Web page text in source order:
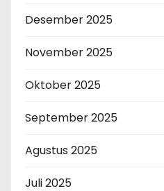
Desember 2025
November 2025
Oktober 2025
September 2025
Agustus 2025
Juli 2025